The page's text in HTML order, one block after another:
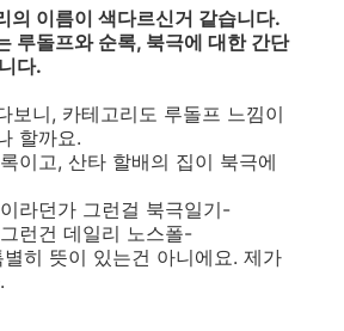
의 이름이 색다르신거 같습니다.
루돌프와 순록, 북극에 대한 간단
다.
보니, 카테고리도 루돌프 느낌이
할까요.
이고, 산타 할배의 집이 북극에
라던가 그런걸 북극일기-
런건 데일리 노스폴-
히 뜻이 있는건 아니에요. 제가